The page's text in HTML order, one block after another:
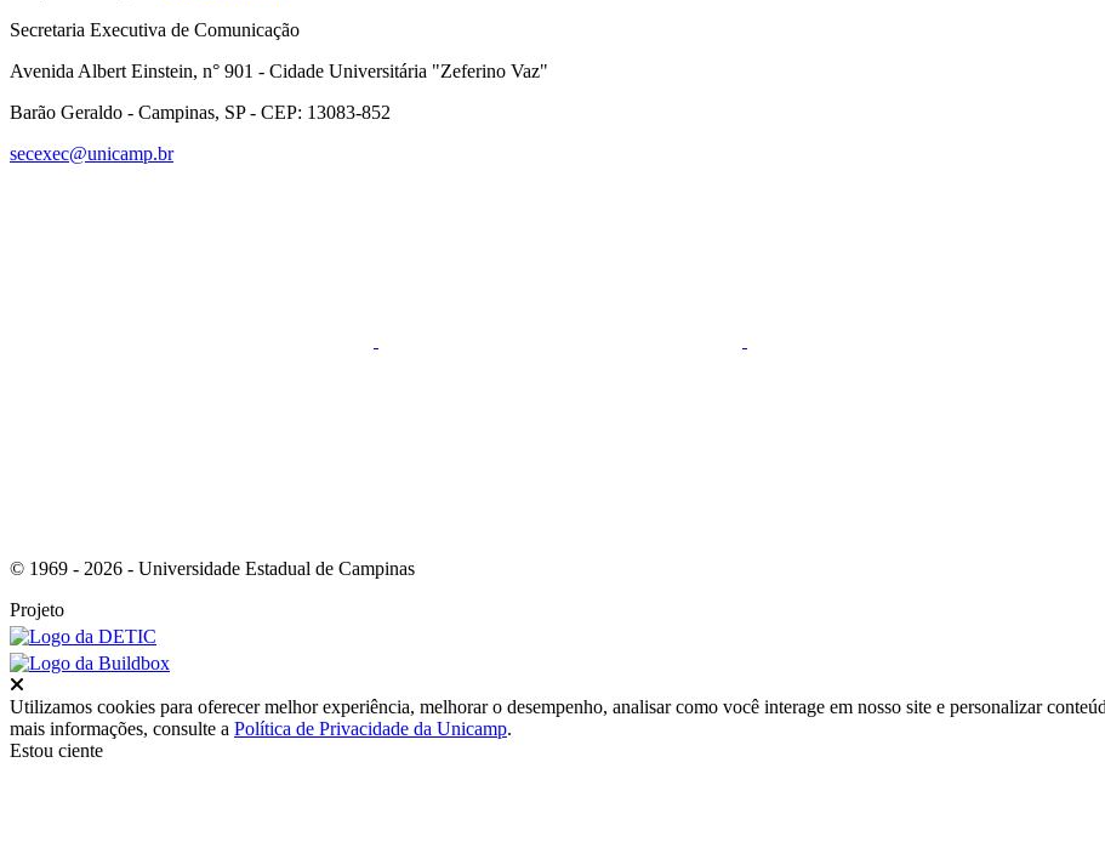
Secretaria Executiva de Comunicação
Avenida Albert Einstein, n° 901 - Cidade Universitária "Zeferino Vaz"
Barão Geraldo - Campinas, SP - CEP: 13083-852
secexec@unicamp.br
© 1969 - 2026 - Universidade Estadual de Campinas
Projeto
Utilizamos cookies para oferecer melhor experiência, melhorar o desempenho, analisar como você interage em nosso site e personalizar
mais informações, consulte a Política de Privacidade da Unicamp.
Estou ciente